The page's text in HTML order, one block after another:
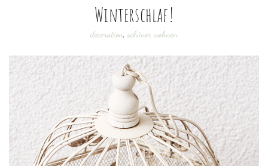
Winterschlaf!
decoration, schöner wohnen